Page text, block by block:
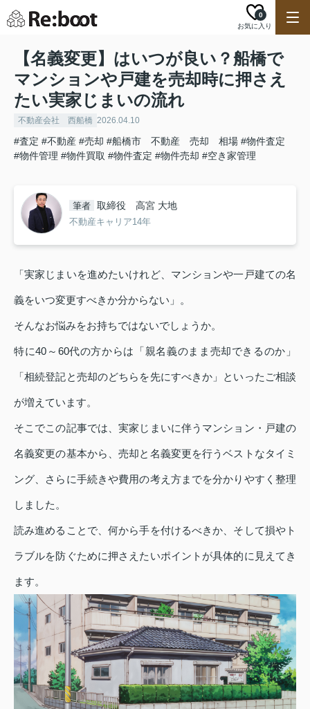
お気に入り
0
【名義変更】はいつが良い？船橋で
マンションや戸建を売却時に押さえ
たい実家じまいの流れ
不動産会社 西船橋 2026.04.10
#査定 #不動産 #売却 #船橋市 不動産 売却 相場 #物件査定
#物件管理 #物件買取 #物件査定 #物件売却 #空き家管理
筆者 取締役 高宮 大地
不動産キャリア14年
「実家じまいを進めたいけれど、マンションや一戸建ての名
義をいつ変更すべきか分からない」。
そんなお悩みをお持ちではないでしょうか。
特に40～60代の方からは「親名義のまま売却できるのか」
「相続登記と売却のどちらを先にすべきか」といったご相談
が増えています。
そこでこの記事では、実家じまいに伴うマンション・戸建の
名義変更の基本から、売却と名義変更を行うベストなタイミ
ング、さらに手続きや費用の考え方までを分かりやすく整理
しました。
読み進めることで、何から手を付けるべきか、そして損やト
ラブルを防ぐために押さえたいポイントが具体的に見えてき
ます。